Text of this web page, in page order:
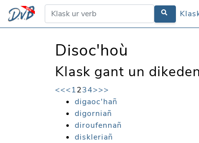
Disoc'hoù
Klask gant un
<<<1234>>>
digaoc'hañ
digorniañ
diroufennañ
diskleriañ